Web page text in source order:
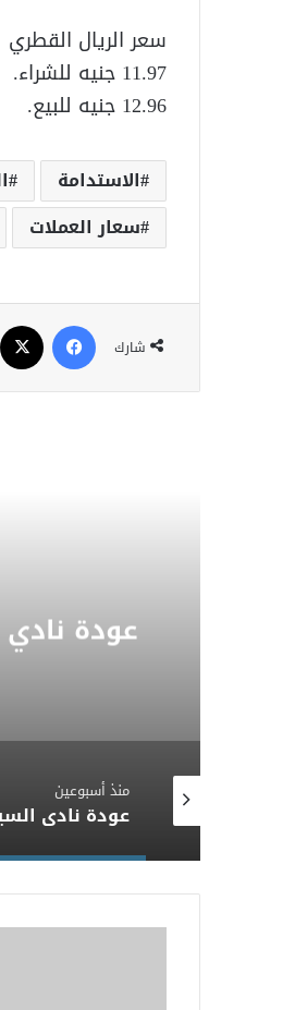
سعر الريال القطري
11.97 جنيه للشراء.
12.96 جنيه للبيع.
الاستدامة
سعار العملات
شارك
عودة نادي
القومي للمسرح يحتفي بمسيرة الفنان محمد عزت
منذ أسبوعين